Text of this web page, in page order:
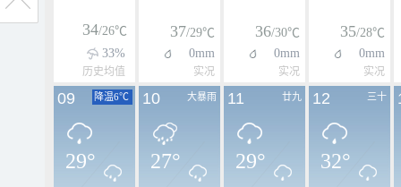
34/26℃
33%
历史均值
37/29℃
0mm
实况
36/30℃
0mm
实况
35/28℃
0mm
实况
降温6℃
09
29°
大暴雨
10
27°
廿九
11
29°
三十
12
32°